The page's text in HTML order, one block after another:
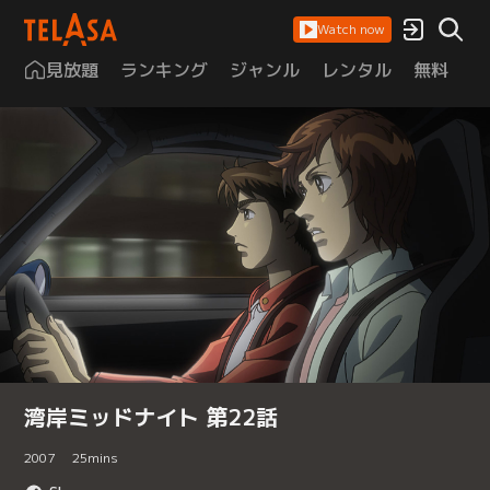
Watch now
見放題 ランキング ジャンル レンタル 無料
湾岸ミッドナイト 第22話
2007 25mins